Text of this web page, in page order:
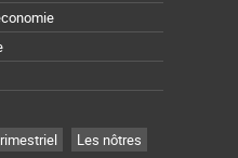
Les nôtres